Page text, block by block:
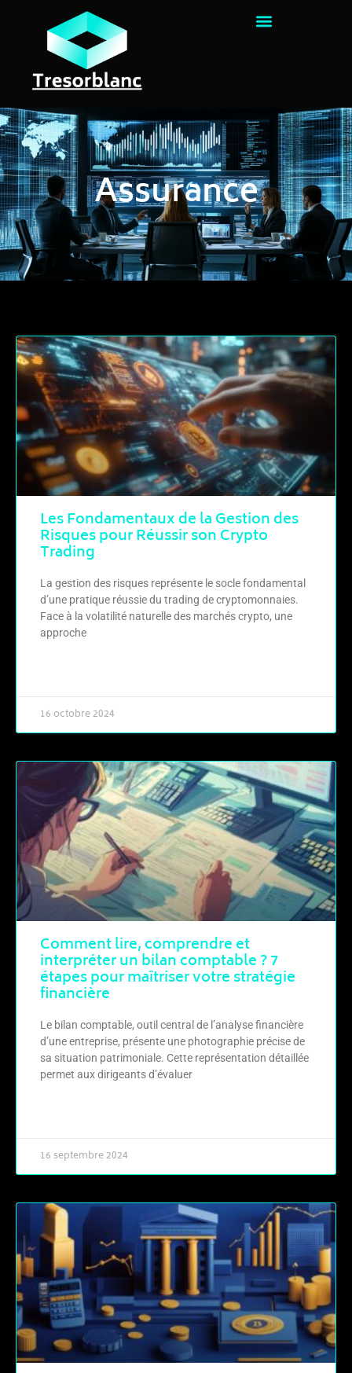
Assurance
Les Fondamentaux de la Gestion des
Risques pour Réussir son Crypto
Trading
La gestion des risques représente le socle fondamental
d’une pratique réussie du trading de cryptomonnaies.
Face à la volatilité naturelle des marchés crypto, une
approche
16 octobre 2024
Comment lire, comprendre et
interpréter un bilan comptable ? 7
étapes pour maîtriser votre stratégie
financière
Le bilan comptable, outil central de l’analyse financière
d’une entreprise, présente une photographie précise de
sa situation patrimoniale. Cette représentation détaillée
permet aux dirigeants d’évaluer
16 septembre 2024